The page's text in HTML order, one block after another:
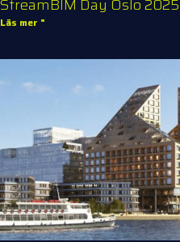
StreamBIM Day Oslo 2025
Läs mer "